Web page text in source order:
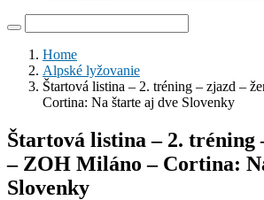
Home
Alpské lyžovanie
Štartová listina – 2. tréning – zjazd –
Cortina: Na štarte aj dve Slovenky
Štartová listina – 2. tréning
– ZOH Miláno – Cortina:
Slovenky